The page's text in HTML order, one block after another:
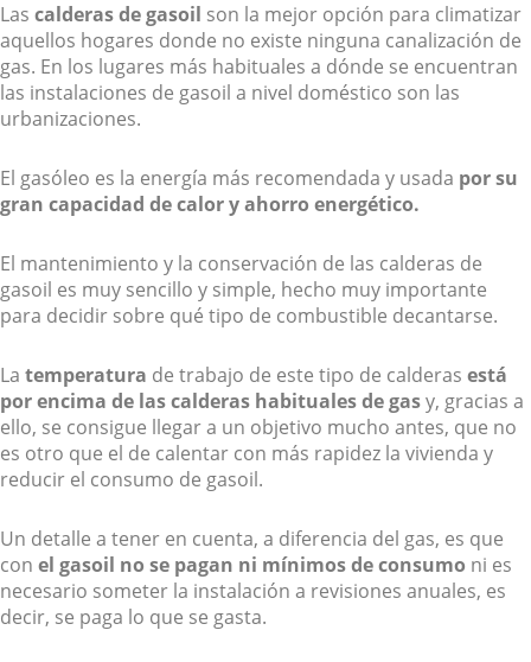
Las calderas de gasoil son la mejor opción para climatizar
aquellos hogares donde no existe ninguna canalización de
gas. En los lugares más habituales a dónde se encuentran
las instalaciones de gasoil a nivel doméstico son las
urbanizaciones.
El gasóleo es la energía más recomendada y usada por su
gran capacidad de calor y ahorro energético.
El mantenimiento y la conservación de las calderas de
gasoil es muy sencillo y simple, hecho muy importante
para decidir sobre qué tipo de combustible decantarse.
La temperatura de trabajo de este tipo de calderas está
por encima de las calderas habituales de gasy, gracias a
ello, se consigue llegar a un objetivo mucho antes, que no
es otro que el de calentar con más rapidez la vivienda y
reducir el consumo de gasoil.
Un detalle a tener en cuenta, a diferencia del gas, es que
con el gasoil no se pagan ni mínimos de consumo ni es
necesario someter la instalación a revisiones anuales, es
decir, se paga lo que se gasta.